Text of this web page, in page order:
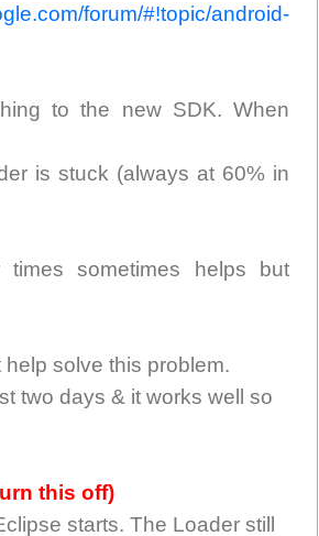
forum/#!topic/android-
to the new SDK. When
is stuck (always at 60% in
sometimes helps but
solve this problem.
two days & it works well so
this off)
starts. The Loader still